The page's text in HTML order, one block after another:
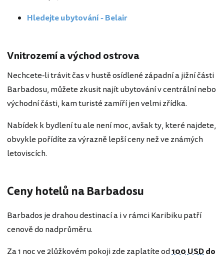
Hledejte ubytování - Belair
Vnitrozemí a východ ostrova
Nechcete-li trávit čas v hustě osídlené západní a jižní části
Barbadosu, můžete zkusit najít ubytování v centrální nebo
východní části, kam turisté zamíří jen velmi zřídka.
Nabídek k bydlení tu ale není moc, avšak ty, které najdete,
obvykle pořídíte za výrazně lepší ceny než ve známých
letoviscích.
Ceny hotelů na Barbadosu
Barbados je drahou destinací a i v rámci Karibiku patří
cenově do nadprůměru.
Za 1 noc ve 2lůžkovém pokoji zde zaplatíte od100 USDdo